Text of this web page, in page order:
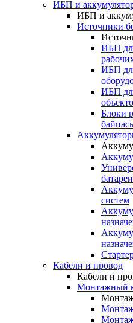
ИБП и
ИБП и
Источники
ИБП
ИБП
ИБП
Блоки
батареи
систем
Кабели и провод
Кабели и
Монтажный